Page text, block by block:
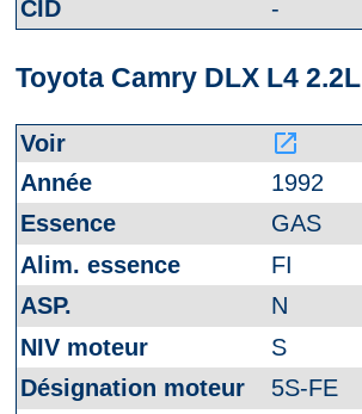
-
Toyota Camry DLX L4 2.2L
launch
1992
GAS
FI
N
S
5S-FE